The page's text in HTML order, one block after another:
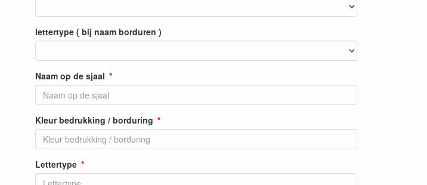
lettertype ( bij naam borduren )
Naam op de sjaal
Kleur bedrukking / borduring
Lettertype